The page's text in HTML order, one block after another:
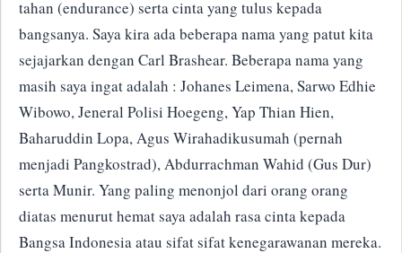
tahan (endurance) serta cinta yang tulus kepada
bangsanya. Saya kira ada beberapa nama yang patut kita
sejajarkan dengan Carl Brashear. Beberapa nama yang
masih saya ingat adalah : Johanes Leimena, Sarwo Edhie
Wibowo, Jeneral Polisi Hoegeng, Yap Thian Hien,
Baharuddin Lopa, Agus Wirahadikusumah (pernah
menjadi Pangkostrad), Abdurrachman Wahid (Gus Dur)
serta Munir. Yang paling menonjol dari orang orang
diatas menurut hemat saya adalah rasa cinta kepada
Bangsa Indonesia atau sifat sifat kenegarawanan mereka.